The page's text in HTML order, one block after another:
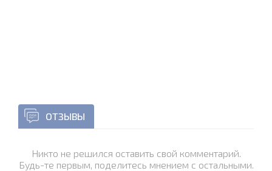
ОТЗЫВЫ
Никто не решился оставить свой комментарий.
Будь-те первым, поделитесь мнением с остальными.